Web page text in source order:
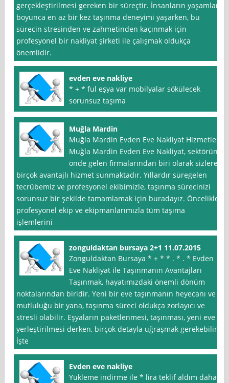
gerçekleştirilmesi gereken bir süreçtir. İnsanların yaşamları
boyunca en az bir kez taşınma deneyimi yaşarken, bu
sürecin stresinden ve zahmetinden kaçınmak için
profesyonel bir nakliyat şirketi ile çalışmak oldukça
önemlidir.
evden eve nakliye
* + * ful eşya var mobilyalar sökülecek
sorunsuz taşıma
Muğla Mardin
Muğla Mardin Evden Eve Nakliyat Hizmetleri
Muğla Mardin Evden Eve Nakliyat, sektörün
önde gelen firmalarından biri olarak sizlere
birçok avantajlı hizmet sunmaktadır. Yıllardır süregelen
tecrübemiz ve profesyonel ekibimizle, taşınma sürecinizi
sorunsuz bir şekilde tamamlamak için buradayız. Öncelikle,
profesyonel ekip ve ekipmanlarımızla tüm taşıma
işlemlerini
zonguldaktan bursaya 2+1 11.07.2015
Zonguldaktan Bursaya * + * * . * . * Evden
Eve Nakliyat ile Taşınmanın Avantajları
Taşınmak, hayatımızdaki önemli dönüm
noktalarından biridir. Yeni bir eve taşınmanın heyecanı ve
mutluluğu bir yana, taşınma süreci oldukça zorlayıcı ve
stresli olabilir. Eşyaların paketlenmesi, taşınması, yeni eve
yerleştirilmesi derken, birçok detayla uğraşmak gerekebilir.
İşte
Evden eve nakliye
Yükleme indirme ile * lira teklif aldım daha